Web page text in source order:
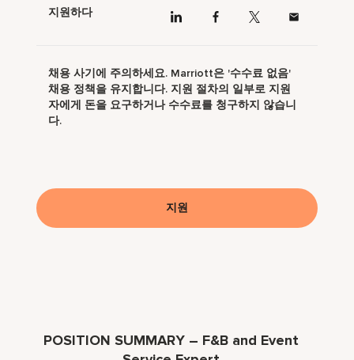
POSITION SUMMARY – F&B and Event
지원하다
채용 사기에 주의하세요. Marriott은 '수수료 없음'
채용 정책을 유지합니다. 지원 절차의 일부로 지원
자에게 돈을 요구하거나 수수료를 청구하지 않습니
다.
지원